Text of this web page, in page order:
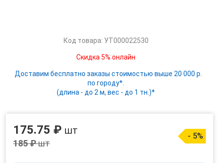
Код товара: УТ000022530
Скидка 5% онлайн
Доставим бесплатно заказы стоимостью выше 20 000 р.
по городу*.
(длина - до 2 м, вес - до 1 тн.)*
175.75 ₽ шт
185 ₽шт
- 5%